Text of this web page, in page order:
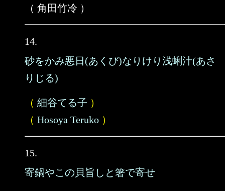
（ 角田竹冷 ）
14.
砂をかみ悪日(あくび)なりけり浅蜊汁(あさ
りじる)
（ 細谷てる子 ）
（ Hosoya Teruko ）
15.
寄鍋やこの貝旨しと箸で寄せ